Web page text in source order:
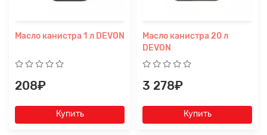
Масло канистра 1 л DEVON
208₽
Купить
Масло канистра 20 л
DEVON
3 278₽
Купить